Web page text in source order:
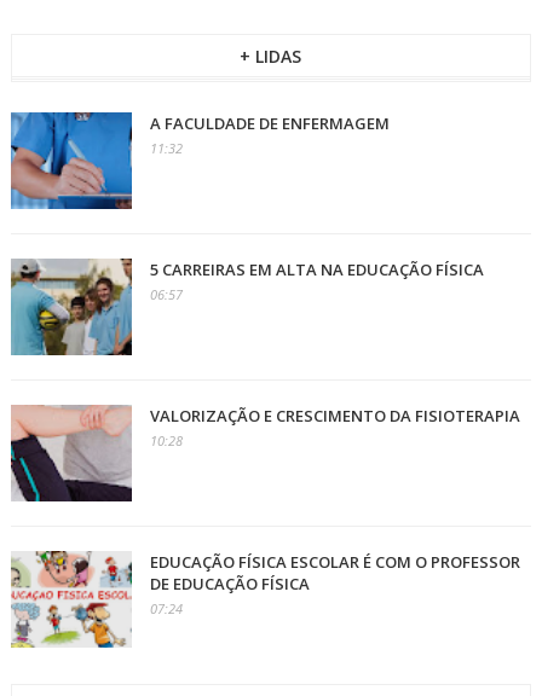
+ LIDAS
A FACULDADE DE ENFERMAGEM
11:32
5 CARREIRAS EM ALTA NA EDUCAÇÃO FÍSICA
06:57
VALORIZAÇÃO E CRESCIMENTO DA FISIOTERAPIA
10:28
EDUCAÇÃO FÍSICA ESCOLAR É COM O PROFESSOR
DE EDUCAÇÃO FÍSICA
07:24